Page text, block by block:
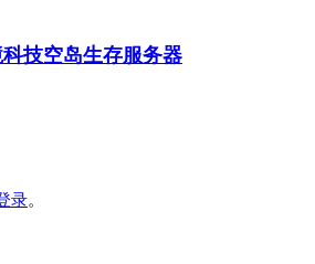
技空岛生存服务器
录。